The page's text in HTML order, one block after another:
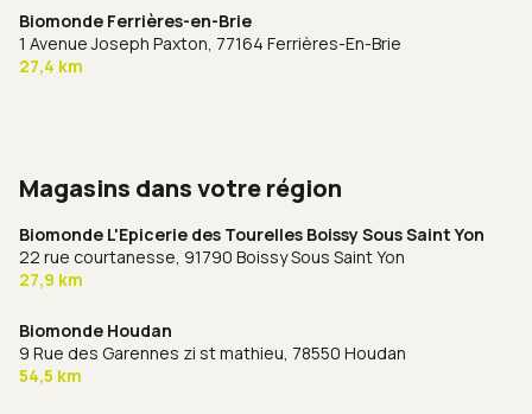
Biomonde Ferrières-en-Brie
1 Avenue Joseph Paxton, 77164 Ferrières-En-Brie
27,4 km
Magasins dans votre région
Biomonde L'Epicerie des Tourelles Boissy Sous Saint Yon
22 rue courtanesse, 91790 Boissy Sous Saint Yon
27,9 km
Biomonde Houdan
9 Rue des Garennes zi st mathieu, 78550 Houdan
54,5 km